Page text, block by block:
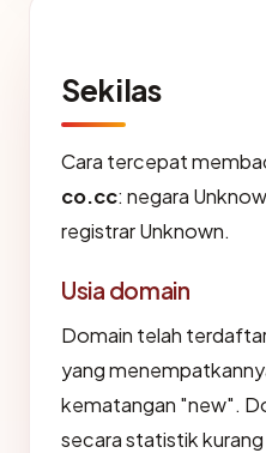
Sekilas
Cara tercepat
co.cc: negara
registrar Unknown.
Usia domain
Domain telah
yang
kematangan "new".
secara statistik